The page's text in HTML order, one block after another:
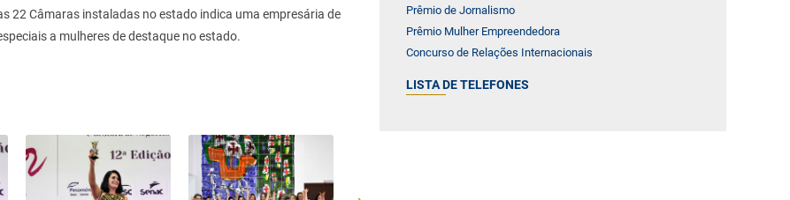
Prêmio de Jornalismo
Prêmio Mulher Empreendedora
Concurso de Relações Internacionais
LISTA DE TELEFONES
22 Câmaras instaladas no estado indica uma empresária de
a mulheres de destaque no estado.